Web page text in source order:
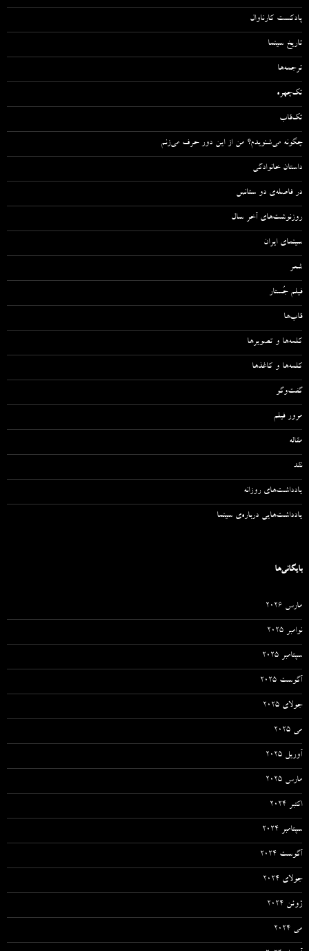
پادکست کارناوال
تاریخ سینما
ترجمه‌ها
تک‌چهره
تک‌قاب
چگونه می‌شنویدم؟ من از این دور حرف می‌زنم
داستان خانوادگی
در فاصله‌ی دو سئانس
روزنوشت‌های آخر سال
سینمای ایران
شعر
فیلم جُستار
قاب‌ها
کلمه‌ها و تصویرها
کلمه‌ها و کاغذها
گفت‌وگو
مرور فیلم
مقاله‌
نقد
یادداشت‌های روزانه
یادداشت‌هایی درباره‌ی سینما
بایگانی‌ها
مارس 2026
نوامبر 2025
سپتامبر 2025
آگوست 2025
جولای 2025
می 2025
آوریل 2025
مارس 2025
اکتبر 2024
سپتامبر 2024
آگوست 2024
جولای 2024
ژوئن 2024
می 2024